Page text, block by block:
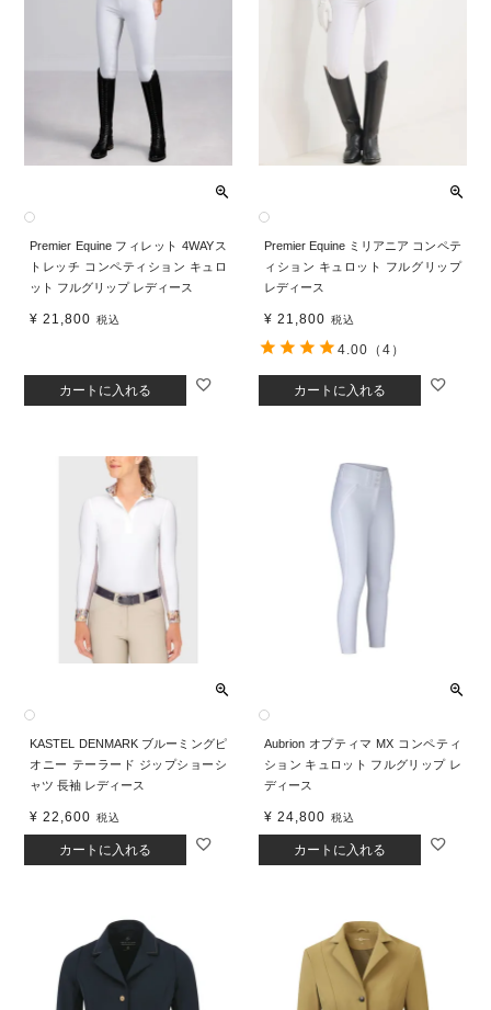
Premier Equine フィレット 4WAYス
トレッチ コンペティション キュロ
ット フルグリップ レディース
¥ 21,800 税込
カートに入れる
Premier Equine ミリアニア コンペテ
ィション キュロット フルグリップ
レディース
¥ 21,800 税込
カートに入れる
4.00 （4）
KASTEL DENMARK ブルーミングピ
オニー テーラード ジップショーシ
ャツ 長袖 レディース
¥ 22,600 税込
カートに入れる
Aubrion オプティマ MX コンペティ
ション キュロット フルグリップ レ
ディース
¥ 24,800 税込
カートに入れる